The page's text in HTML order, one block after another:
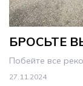
БРОСЬТЕ
Побейте все
27.11.2024